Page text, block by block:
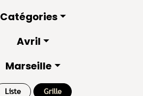
Catégories
Avril
Marseille
Liste Grille